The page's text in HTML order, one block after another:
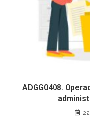
ADGG0408.